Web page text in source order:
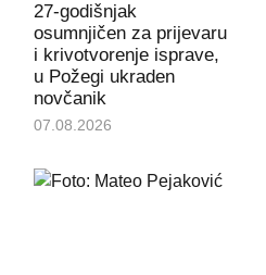
27-godišnjak
osumnjičen za prijevaru
i krivotvorenje isprave,
u Požegi ukraden
novčanik
07.08.2026